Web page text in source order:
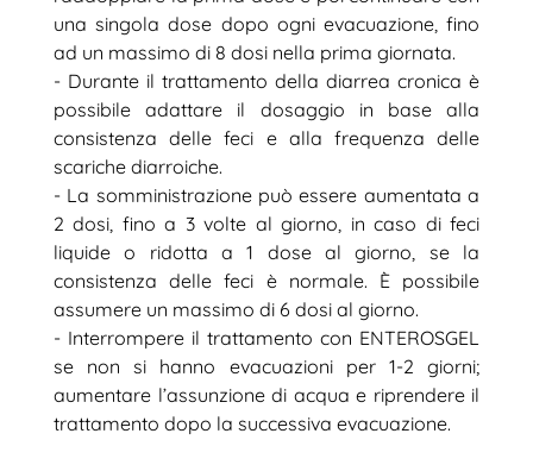
una singola dose dopo ogni evacuazione, fino
ad un massimo di 8 dosi nella prima giornata.
- Durante il trattamento della diarrea cronica è
possibile adattare il dosaggio in base alla
consistenza delle feci e alla frequenza delle
scariche diarroiche.
- La somministrazione può essere aumentata a
2 dosi, fino a 3 volte al giorno, in caso di feci
liquide o ridotta a 1 dose al giorno, se la
consistenza delle feci è normale. È possibile
assumere un massimo di 6 dosi al giorno.
- Interrompere il trattamento con ENTEROSGEL
se non si hanno evacuazioni per 1-2 giorni;
aumentare l’assunzione di acqua e riprendere il
trattamento dopo la successiva evacuazione.